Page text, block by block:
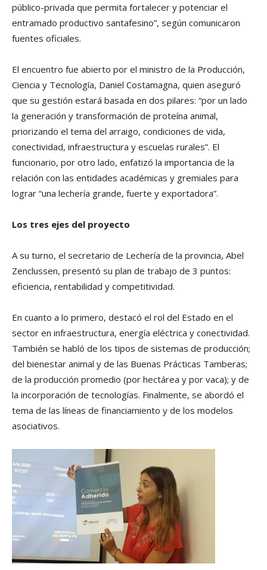
público-privada que permita fortalecer y potenciar el
entramado productivo santafesino”, según comunicaron
fuentes oficiales.
El encuentro fue abierto por el ministro de la Producción,
Ciencia y Tecnología, Daniel Costamagna, quien aseguró
que su gestión estará basada en dos pilares: “por un lado
la generación y transformación de proteína animal,
priorizando el tema del arraigo, condiciones de vida,
conectividad, infraestructura y escuelas rurales”. El
funcionario, por otro lado, enfatizó la importancia de la
relación con las entidades académicas y gremiales para
lograr “una lechería grande, fuerte y exportadora”.
Los tres ejes del proyecto
A su turno, el secretario de Lechería de la provincia, Abel
Zenclussen, presentó su plan de trabajo de 3 puntos:
eficiencia, rentabilidad y competitividad.
En cuanto a lo primero, destacó el rol del Estado en el
sector en infraestructura, energía eléctrica y conectividad.
También se habló de los tipos de sistemas de producción;
del bienestar animal y de las Buenas Prácticas Tamberas;
de la producción promedio (por hectárea y por vaca); y de
la incorporación de tecnologías. Finalmente, se abordó el
tema de las líneas de financiamiento y de los modelos
asociativos.